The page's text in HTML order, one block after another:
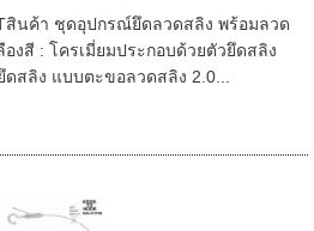
สินค้า ชุดอุปกรณ์ยึดลวดสลิง พร้อมลวด
งสี : โครเมี่ยมประกอบด้วยตัวยึดสลิง
สลิง แบบตะขอลวดสลิง 2.0...